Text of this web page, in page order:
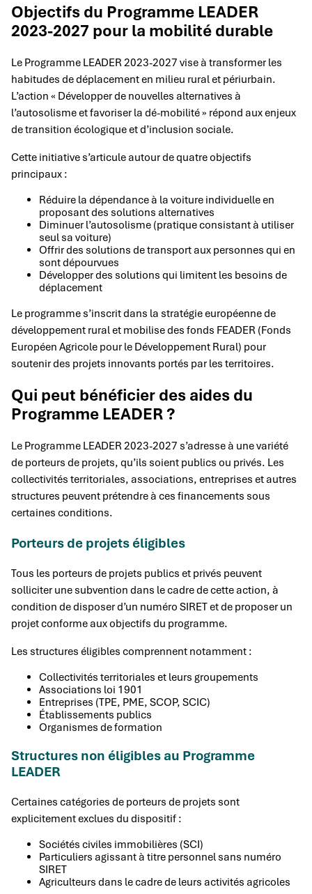
Objectifs du Programme LEADER
2023-2027 pour la mobilité durable
Le Programme LEADER 2023-2027 vise à transformer les
habitudes de déplacement en milieu rural et périurbain.
L’action « Développer de nouvelles alternatives à
l’autosolisme et favoriser la dé-mobilité » répond aux enjeux
de transition écologique et d’inclusion sociale.
Cette initiative s’articule autour de quatre objectifs
principaux :
Réduire la dépendance à la voiture individuelle en
proposant des solutions alternatives
Diminuer l’autosolisme (pratique consistant à utiliser
seul sa voiture)
Offrir des solutions de transport aux personnes qui en
sont dépourvues
Développer des solutions qui limitent les besoins de
déplacement
Le programme s’inscrit dans la stratégie européenne de
développement rural et mobilise des fonds FEADER (Fonds
Européen Agricole pour le Développement Rural) pour
soutenir des projets innovants portés par les territoires.
Qui peut bénéficier des aides du
Programme LEADER ?
Le Programme LEADER 2023-2027 s’adresse à une variété
de porteurs de projets, qu’ils soient publics ou privés. Les
collectivités territoriales, associations, entreprises et autres
structures peuvent prétendre à ces financements sous
certaines conditions.
Porteurs de projets éligibles
Tous les porteurs de projets publics et privés peuvent
solliciter une subvention dans le cadre de cette action, à
condition de disposer d’un numéro SIRET et de proposer un
projet conforme aux objectifs du programme.
Les structures éligibles comprennent notamment :
Collectivités territoriales et leurs groupements
Associations loi 1901
Entreprises (TPE, PME, SCOP, SCIC)
Établissements publics
Organismes de formation
Structures non éligibles au Programme
LEADER
Certaines catégories de porteurs de projets sont
explicitement exclues du dispositif :
Sociétés civiles immobilières (SCI)
Particuliers agissant à titre personnel sans numéro
SIRET
Agriculteurs dans le cadre de leurs activités agricoles